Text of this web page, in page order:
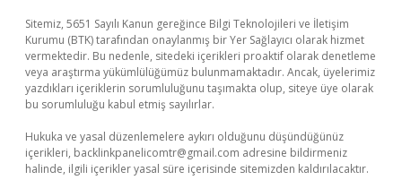
Sitemiz, 5651 Sayılı Kanun gereğince Bilgi Teknolojileri ve İletişim
Kurumu (BTK) tarafından onaylanmış bir Yer Sağlayıcı olarak hizmet
vermektedir. Bu nedenle, sitedeki içerikleri proaktif olarak denetleme
veya araştırma yükümlülüğümüz bulunmamaktadır. Ancak, üyelerimiz
yazdıkları içeriklerin sorumluluğunu taşımakta olup, siteye üye olarak
bu sorumluluğu kabul etmiş sayılırlar.
Hukuka ve yasal düzenlemelere aykırı olduğunu düşündüğünüz
içerikleri, backlinkpanelicomtr@gmail.com adresine bildirmeniz
halinde, ilgili içerikler yasal süre içerisinde sitemizden kaldırılacaktır.